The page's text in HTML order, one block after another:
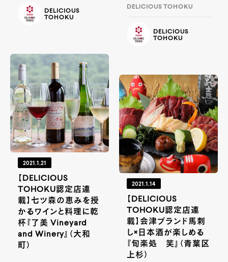
DELICIOUS
TOHOKU
DELICIOUS TOHOKU
DELICIOUS
TOHOKU
2021.1.21
【DELICIOUS
TOHOKU認定店連
載】七ツ森の恵みを授
かるワインと料理に乾
杯『了美 Vineyard
and Winery』（大和
町）
2021.1.14
【DELICIOUS
TOHOKU認定店連
載】会津ブランド馬刺
し×日本酒が楽しめる
『旬楽処 笑』（青葉区
上杉）